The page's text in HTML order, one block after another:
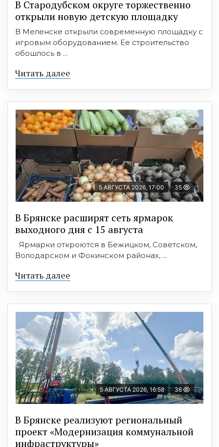
В Стародубском округе торжественно
открыли новую детскую площадку
В Меленске открыли современную площадку с
игровым оборудованием. Ее строительство
обошлось в ...
Читать далее
5 АВГУСТА 2026, 17:00 35
В Брянске расширят сеть ярмарок
выходного дня с 15 августа
Ярмарки откроются в Бежицком, Советском,
Володарском и Фокинском районах, ...
Читать далее
5 АВГУСТА 2026, 16:58 36
В Брянске реализуют региональный
проект «Модернизация коммунальной
инфраструктуры»